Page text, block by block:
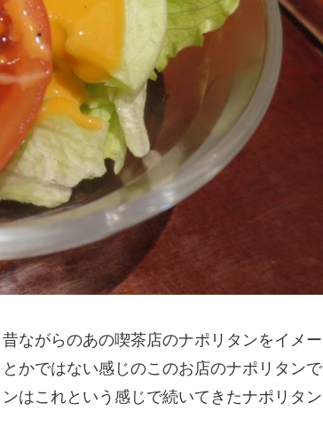
ながらのあの喫茶店のナポリタンをイメー
かではない感じのこのお店のナポリタンで
はこれという感じで続いてきたナポリタン